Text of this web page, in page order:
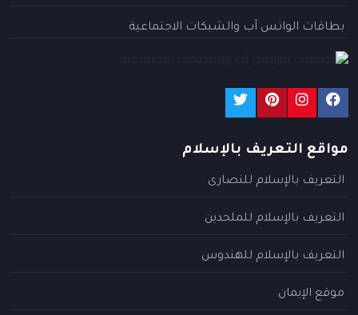
بطاقات الواتس آب والشبكات الاجتماعية
مواقع التعريف بالإسلام
التعريف بالإسلام للنصارى
التعريف بالإسلام للملحدين
التعريف بالإسلام للهندوس
موقع الإيمان